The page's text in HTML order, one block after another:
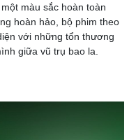
màu sắc hoàn toàn
hoàn hảo, bộ phim theo
với những tổn thương
giữa vũ trụ bao la.